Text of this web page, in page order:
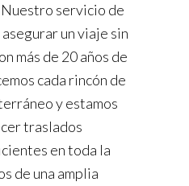
Nuestro servicio de
un viaje sin
más de 20 años de
cada rincón de
y estamos
traslados
en toda la
de una amplia